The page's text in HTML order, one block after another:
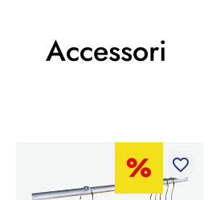
Accessori
favorite_border